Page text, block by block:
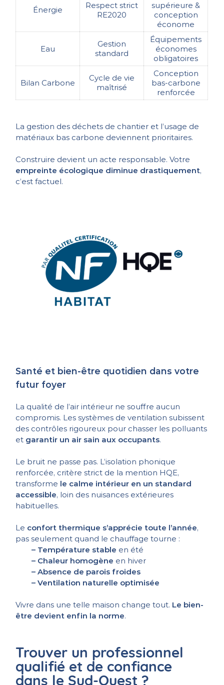
Énergie
Respect strict
RE2020
supérieure &
conception
économe
Eau
Gestion
standard
Équipements
économes
obligatoires
Bilan Carbone
Cycle de vie
maîtrisé
Conception
bas-carbone
renforcée
La gestion des déchets de chantier et l’usage de
matériaux bas carbone deviennent prioritaires.
Construire devient un acte responsable. Votre
empreinte écologique diminue drastiquement,
c’est factuel.
Santé et bien-être quotidien dans votre
futur foyer
La qualité de l’air intérieur ne souffre aucun
compromis. Les systèmes de ventilation subissent
des contrôles rigoureux pour chasser les polluants
et garantir un air sain aux occupants.
Le bruit ne passe pas. L’isolation phonique
renforcée, critère strict de la mention HQE,
transforme le calme intérieur en un standard
accessible, loin des nuisances extérieures
habituelles.
Le confort thermique s’apprécie toute l’année,
pas seulement quand le chauffage tourne :
– Température stable en été
– Chaleur homogène en hiver
– Absence de parois froides
– Ventilation naturelle optimisée
Vivre dans une telle maison change tout. Le bien-
être devient enfin la norme.
Trouver un professionnel
qualifié et de confiance
dans le Sud-Ouest ?